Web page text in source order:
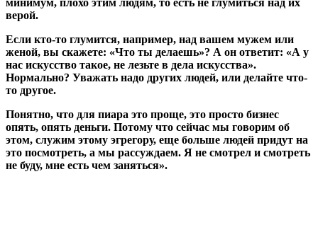
верой.
Если кто-то глумится, например, над вашем мужем или
женой, вы скажете: «Что ты делаешь»? А он ответит: «А у
нас искусство такое, не лезьте в дела искусства».
Нормально? Уважать надо других людей, или делайте что-
то другое.
Понятно, что для пиара это проще, это просто бизнес
опять, опять деньги. Потому что сейчас мы говорим об
этом, служим этому эгрегору, еще больше людей придут на
это посмотреть, а мы рассуждаем. Я не смотрел и смотреть
не буду, мне есть чем заняться».